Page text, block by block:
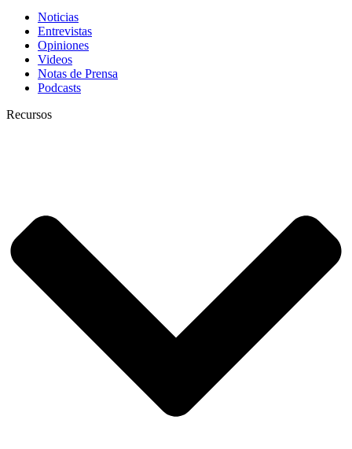
Noticias
Entrevistas
Opiniones
Videos
Notas de Prensa
Podcasts
Recursos